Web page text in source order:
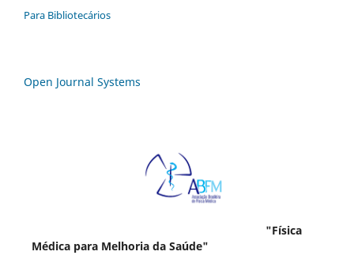
Para Bibliotecários
Open Journal Systems
"Física
Médica para Melhoria da Saúde"